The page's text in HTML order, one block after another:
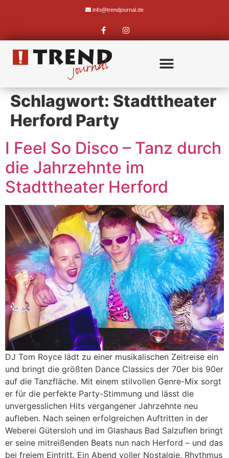
info@trendjournal.de
Schlagwort: Stadttheater
Herford Party
I Feel So Disco – Tanz durch
die Jahrzehnte im
Stadttheater Herford
DJ Tom Royce lädt zu einer musikalischen Zeitreise ein
und bringt die größten Dance Classics der 70er bis 90er
auf die Tanzfläche. Mit einem stilvollen Genre-Mix sorgt
er für die perfekte Party-Stimmung und lässt die
unvergesslichen Hits vergangener Jahrzehnte neu
aufleben. Nach seinen erfolgreichen Auftritten in der
Weberei Gütersloh und im Glashaus Bad Salzuflen bringt
er seine mitreißenden Beats nun nach Herford – und das
bei freiem Eintritt. Ein Abend voller Nostalgie, Rhythmus